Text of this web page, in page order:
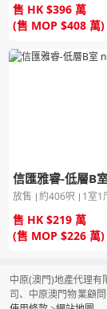
售 HK $396 萬
(售 MOP $408 萬)
信匯雅睿-低層B
放售 約406呎 1室1
售 HK $219 萬
(售 MOP $226 萬)
中原(澳門)地產代理
司、中原澳門物業顧